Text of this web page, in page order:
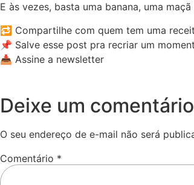
E às vezes, basta uma banana, uma
🔁 Compartilhe com quem tem uma
📌 Salve esse post pra recriar um
📥 Assine a newsletter
Deixe um comentário
O seu endereço de e-mail não será
Comentário *